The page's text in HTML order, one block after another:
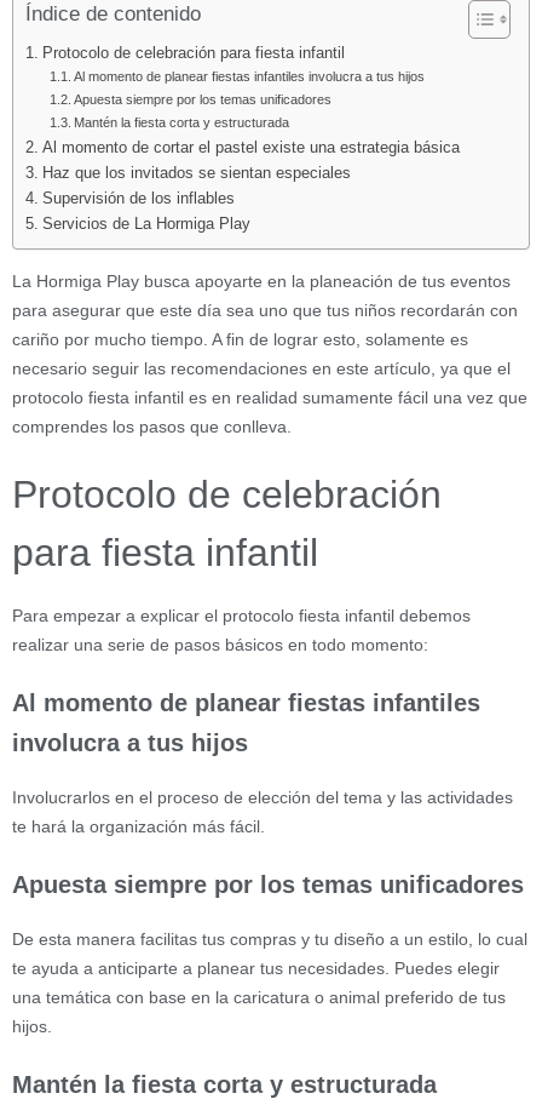
Índice de contenido
Protocolo de celebración para fiesta infantil
Al momento de planear fiestas infantiles involucra a tus hijos
Apuesta siempre por los temas unificadores
Mantén la fiesta corta y estructurada
Al momento de cortar el pastel existe una estrategia básica
Haz que los invitados se sientan especiales
Supervisión de los inflables
Servicios de La Hormiga Play
La Hormiga Play busca apoyarte en la planeación de tus eventos
para asegurar que este día sea uno que tus niños recordarán con
cariño por mucho tiempo. A fin de lograr esto, solamente es
necesario seguir las recomendaciones en este artículo, ya que el
protocolo fiesta infantil es en realidad sumamente fácil una vez que
comprendes los pasos que conlleva.
Protocolo de celebración
para fiesta infantil
Para empezar a explicar el protocolo fiesta infantil debemos
realizar una serie de pasos básicos en todo momento:
Al momento de planear fiestas infantiles
involucra a tus hijos
Involucrarlos en el proceso de elección del tema y las actividades
te hará la organización más fácil.
Apuesta siempre por los temas unificadores
De esta manera facilitas tus compras y tu diseño a un estilo, lo cual
te ayuda a anticiparte a planear tus necesidades. Puedes elegir
una temática con base en la caricatura o animal preferido de tus
hijos.
Mantén la fiesta corta y estructurada